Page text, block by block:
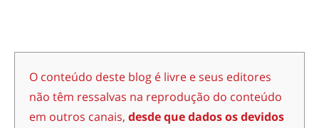
O conteúdo deste blog é livre e seus editores
não têm ressalvas na reprodução do conteúdo
em outros canais, desde que dados os devidos